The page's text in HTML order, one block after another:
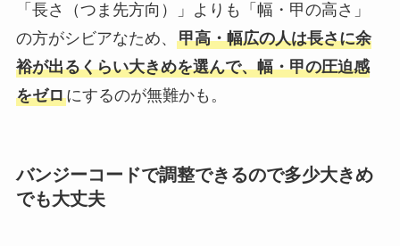
「長さ（つま先方向）」よりも「幅・甲の高さ」
の方がシビアなため、 甲高・幅広の人は長さに余
裕が出るくらい大きめを選んで、幅・甲の圧迫感
をゼロにするのが無難かも。
バンジーコードで調整できるので多少大きめ
でも大丈夫